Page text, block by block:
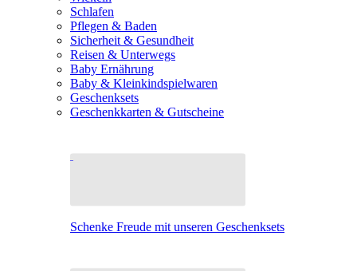
Schlafen
Pflegen & Baden
Sicherheit & Gesundheit
Reisen & Unterwegs
Baby Ernährung
Baby & Kleinkindspielwaren
Geschenksets
Geschenkkarten & Gutscheine
Schenke Freude mit unseren Geschenksets